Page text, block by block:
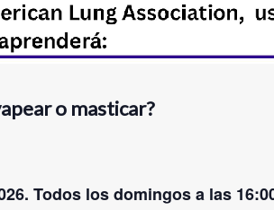
o masticar?
Todos los domingos a las